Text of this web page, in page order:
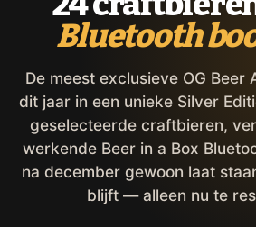
Bluetooth
De meest exclusieve OG Beer
dit jaar in een unieke Silver
geselecteerde craftbieren,
werkende Beer in a Box
na december gewoon laat
blijft — alleen nu te